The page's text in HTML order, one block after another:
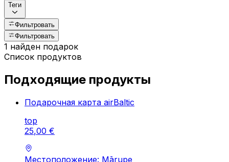
Теги
Фильтровать
Фильтровать
1 найден подарок
Список продуктов
Подходящие продукты
Подарочная карта airBaltic
top
25,00 €
Местоположение: Mārupe